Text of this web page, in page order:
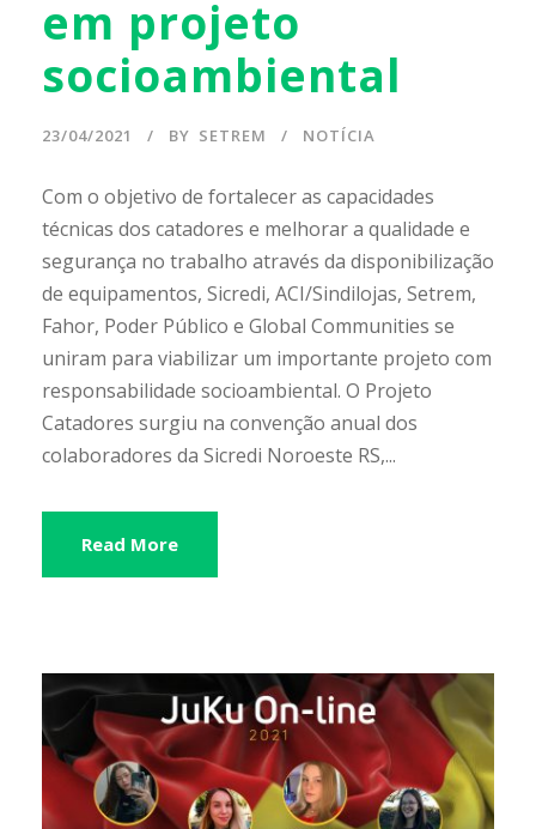
em projeto
socioambiental
23/04/2021 BY SETREM NOTÍCIA
Com o objetivo de fortalecer as capacidades
técnicas dos catadores e melhorar a qualidade e
segurança no trabalho através da disponibilização
de equipamentos, Sicredi, ACI/Sindilojas, Setrem,
Fahor, Poder Público e Global Communities se
uniram para viabilizar um importante projeto com
responsabilidade socioambiental. O Projeto
Catadores surgiu na convenção anual dos
colaboradores da Sicredi Noroeste RS,...
Read More